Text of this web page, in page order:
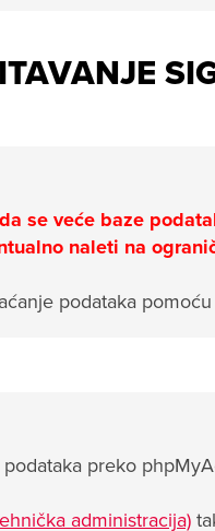
se veće baze
naleti na
podataka
preko
administracija)